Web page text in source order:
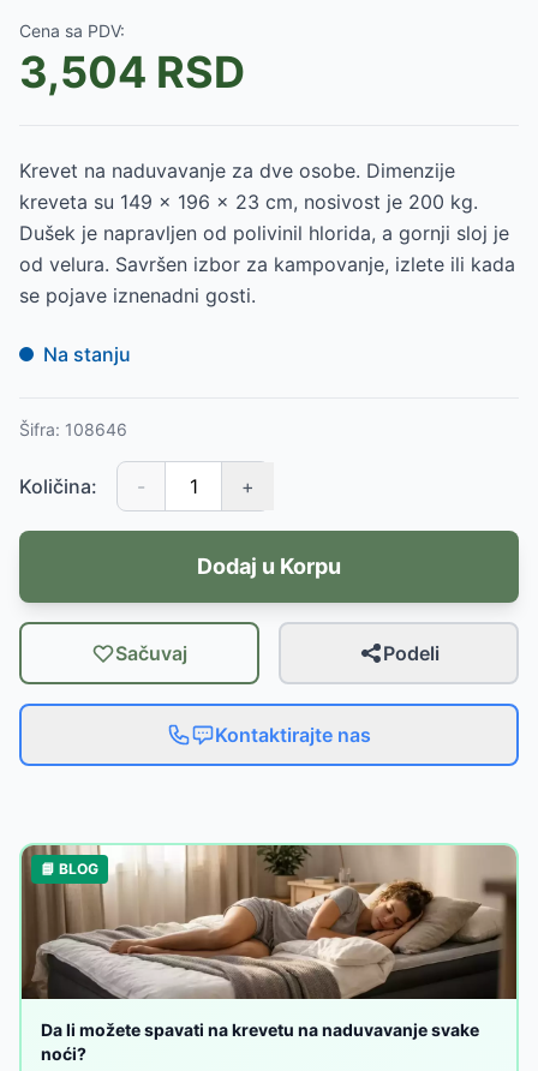
Cena sa PDV:
3,504 RSD
Krevet na naduvavanje za dve osobe. Dimenzije
kreveta su 149 x 196 x 23 cm, nosivost je 200 kg.
Dušek je napravljen od polivinil hlorida, a gornji sloj je
od velura. Savršen izbor za kampovanje, izlete ili kada
se pojave iznenadni gosti.
Na stanju
Šifra: 108646
Količina: - +
Dodaj u Korpu
Sačuvaj Podeli
Kontaktirajte nas
📘 BLOG
Da li možete spavati na krevetu na naduvavanje svake
noći?